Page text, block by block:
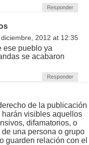
Responder
2012 at 12:35
ese pueblo ya
se acabaron
Responder
de la publicación
visibles aquellos
difamatorios, o
una persona o grupo
guarden relación con el